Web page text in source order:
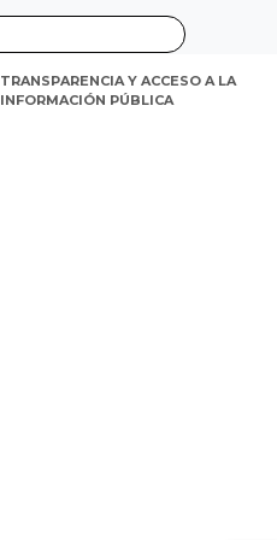
TRANSPARENCIA Y ACCESO A LA
INFORMACIÓN PÚBLICA